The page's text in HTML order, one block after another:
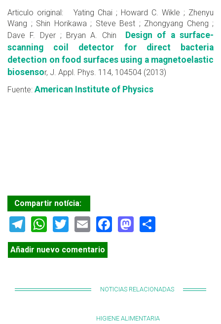
Articulo original: Yating Chai ; Howard C. Wikle ; Zhenyu
Wang ; Shin Horikawa ; Steve Best ; Zhongyang Cheng ;
Dave F. Dyer ; Bryan A. Chin
Design of a surface-
scanning coil detector for direct bacteria
detection on food surfaces using a magnetoelastic
biosensor, J. Appl. Phys. 114, 104504 (2013)
Fuente: American Institute of Physics
Compartir notícia:
Telegram
WhatsApp
TwitterEmailFacebook
Mastodon
Añadir nuevo comentario
NOTICIAS RELACIONADAS
HIGIENE ALIMENTARIA